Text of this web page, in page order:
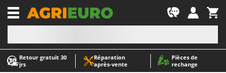
Retour gratuit 30
jrs
Réparation
après‑vente
Pièces de
rechange
-1
A
Abris de jardin
A